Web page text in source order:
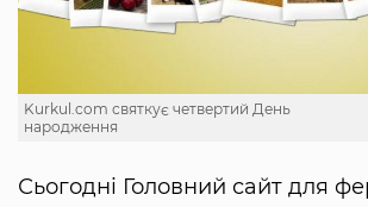
Kurkul.com святкує четвертий День
народження
Сьогодні Головний сайт для